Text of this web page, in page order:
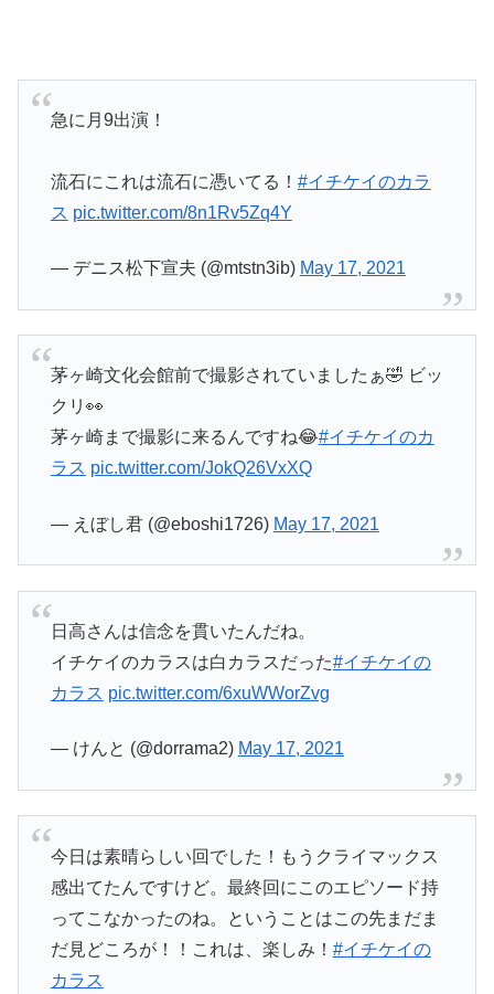
急に月9出演！
流石にこれは流石に憑いてる！ #イチケイのカラ
ス pic.twitter.com/8n1Rv5Zq4Y
— デニス松下宣夫 (@mtstn3ib) May 17, 2021
茅ヶ崎文化会館前で撮影されていましたぁ🤣 ビッ
クリ👀
茅ヶ崎まで撮影に来るんですね😂#イチケイのカ
ラス pic.twitter.com/JokQ26VxXQ
— えぼし君 (@eboshi1726) May 17, 2021
日高さんは信念を貫いたんだね。
イチケイのカラスは白カラスだった#イチケイの
カラス pic.twitter.com/6xuWWorZvg
— けんと (@dorrama2) May 17, 2021
今日は素晴らしい回でした！もうクライマックス
感出てたんですけど。最終回にこのエピソード持
ってこなかったのね。ということはこの先まだま
だ見どころが！！これは、楽しみ！ #イチケイの
カラス